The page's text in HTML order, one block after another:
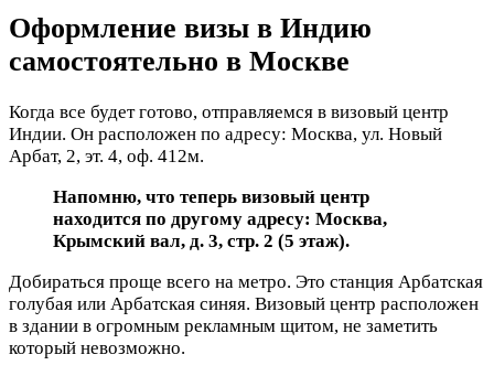
Оформление визы в Индию
самостоятельно в Москве
Когда все будет готово, отправляемся в визовый центр
Индии. Он расположен по адресу: Москва, ул. Новый
Арбат, 2, эт. 4, оф. 412м.
Напомню, что теперь визовый центр
находится по другому адресу: Москва,
Крымский вал, д. 3, стр. 2 (5 этаж).
Добираться проще всего на метро. Это станция Арбатская
голубая или Арбатская синяя. Визовый центр расположен
в здании в огромным рекламным щитом, не заметить
который невозможно.